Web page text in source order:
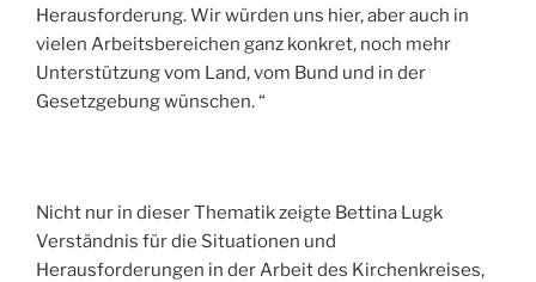
Herausforderung. Wir würden uns hier, aber auch in
vielen Arbeitsbereichen ganz konkret, noch mehr
Unterstützung vom Land, vom Bund und in der
Gesetzgebung wünschen. “
Nicht nur in dieser Thematik zeigte Bettina Lugk
Verständnis für die Situationen und
Herausforderungen in der Arbeit des Kirchenkreises,